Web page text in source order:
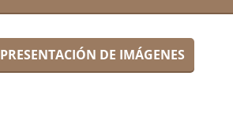
PRESENTACIÓN DE IMÁGENES